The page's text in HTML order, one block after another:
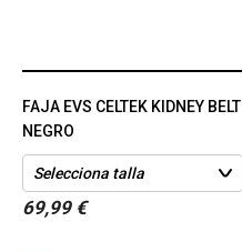
FAJA EVS CELTEK KIDNEY BELT
NEGRO
69,99 €